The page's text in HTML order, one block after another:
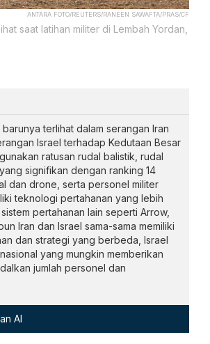
ANTARA FOTO/REUTERS/RANEEN SAWAFTA/PRAS/CF
saat latihan militer di Lembah Yordan,
terlihat dalam serangan Iran
Israel terhadap Kedutaan Besar
ratusan rudal balistik, rudal
signifikan dengan ranking 14
dan drone, serta personel militer
teknologi pertahanan yang lebih
pertahanan lain seperti Arrow,
Iran dan Israel sama-sama memiliki
dan strategi yang berbeda, Israel
yang mungkin memberikan
jumlah personel dan
AI